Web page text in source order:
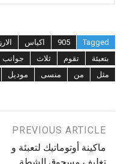
Tagged
905 اكياس الارز
بتعبئة
تقوم ثلاث جوانب
مثل
من منسى موديل
تصفّح
PREVIOUS ARTICLE
ماكينة أوتوماتيك لتعبئة و
تغليف مسحوق الشطة